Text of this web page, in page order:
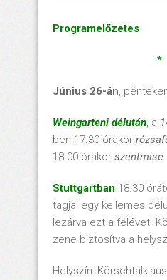
Programelőzetes
*
Június 26-án,
Weingarteni délután, a
ben 17.30 órakor
18.00 órakor szentmise.
Stuttgartban 18.30
tagjai egy kellemes
lezárva ezt a félévet.
zene biztosítva a
Helyszín: